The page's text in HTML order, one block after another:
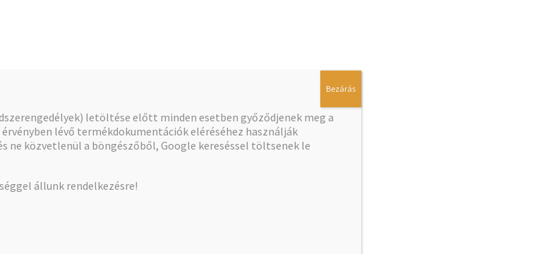
letöltése előtt minden esetben győződjenek meg a
lévő termékdokumentációk eléréséhez használják
ne közvetlenül a böngészőből, Google kereséssel töltsenek le
állunk rendelkezésre!
Bezárás